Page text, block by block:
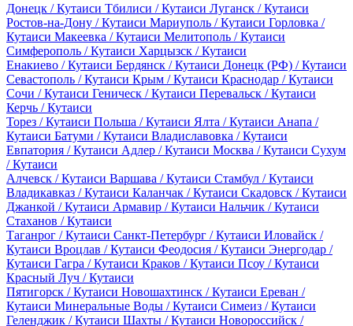
Донецк / Кутаиси Тбилиси / Кутаиси Луганск / Кутаиси
Ростов-на-Дону / Кутаиси Мариуполь / Кутаиси Горловка /
Кутаиси Макеевка / Кутаиси Мелитополь / Кутаиси
Симферополь / Кутаиси Харцызск / Кутаиси
Енакиево / Кутаиси Бердянск / Кутаиси Донецк (РФ) / Кутаиси
Севастополь / Кутаиси Крым / Кутаиси Краснодар / Кутаиси
Сочи / Кутаиси Геническ / Кутаиси Перевальск / Кутаиси
Керчь / Кутаиси
Торез / Кутаиси Польша / Кутаиси Ялта / Кутаиси Анапа /
Кутаиси Батуми / Кутаиси Владиславовка / Кутаиси
Евпатория / Кутаиси Адлер / Кутаиси Москва / Кутаиси Сухум
/ Кутаиси
Алчевск / Кутаиси Варшава / Кутаиси Стамбул / Кутаиси
Владикавказ / Кутаиси Каланчак / Кутаиси Скадовск / Кутаиси
Джанкой / Кутаиси Армавир / Кутаиси Нальчик / Кутаиси
Стаханов / Кутаиси
Таганрог / Кутаиси Санкт-Петербург / Кутаиси Иловайск /
Кутаиси Вроцлав / Кутаиси Феодосия / Кутаиси Энергодар /
Кутаиси Гагра / Кутаиси Краков / Кутаиси Псоу / Кутаиси
Красный Луч / Кутаиси
Пятигорск / Кутаиси Новошахтинск / Кутаиси Ереван /
Кутаиси Минеральные Воды / Кутаиси Симеиз / Кутаиси
Геленджик / Кутаиси Шахты / Кутаиси Новороссийск /